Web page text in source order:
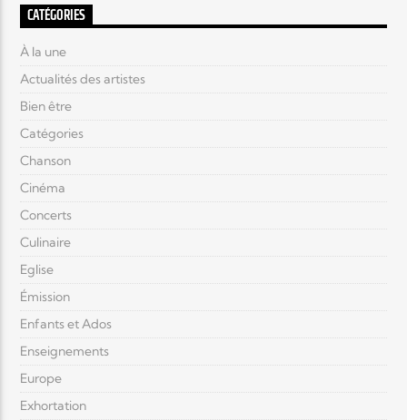
CATÉGORIES
À la une
Actualités des artistes
Bien être
Catégories
Chanson
Cinéma
Concerts
Culinaire
Eglise
Émission
Enfants et Ados
Enseignements
Europe
Exhortation